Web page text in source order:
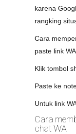
karena
rangking
Cara
paste link
Klik tombol
Paste ke
Untuk link
Cara
chat WA